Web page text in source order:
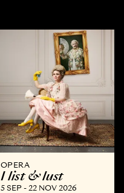
OPERA
I list & lust
5 SEP - 22 NOV 2026